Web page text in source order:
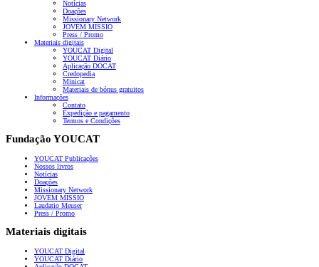
Notícias
Doações
Missionary Network
JOVEM MISSIO
Press / Promo
Materiais digitais
YOUCAT Digital
YOUCAT Diário
Aplicação DOCAT
Credopedia
Minicat
Materiais de bónus gratuitos
Informações
Contato
Expedição e pagamento
Termos e Condições
Fundação YOUCAT
YOUCAT Publicações
Nossos livros
Notícias
Doações
Missionary Network
JOVEM MISSIO
Laudatio Meuser
Press / Promo
Materiais digitais
YOUCAT Digital
YOUCAT Diário